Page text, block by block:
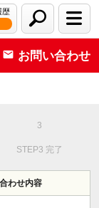
歴
お問い合わせ
STEP3 完了
わせ内容